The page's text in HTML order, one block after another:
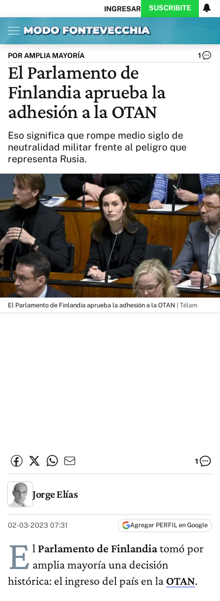
INGRESAR SUSCRIBITE
Inicio Ahora
Opinión
Política
Ciencia
Protagonistas
Cultura
Arte
Internacional
Deportes
CARAS
Exitoina
Turismo
Videos
Córdoba
Reperfilar
Business
Caras
Exitoina
Gaming
Vivo
Diario del Juicio
Actualidad
POR AMPLIA MAYORÍA 1
El Parlamento de
Finlandia aprueba la
adhesión a la OTAN
Eso significa que rompe medio siglo de
neutralidad militar frente al peligro que
representa Rusia.
El Parlamento de Finlandia aprueba la adhesión a la OTAN | Télam
1
Jorge Elías
02-03-2023 07:31 Agregar PERFIL en Google
E l Parlamento de Finlandiatomó por
amplia mayoría una decisión
histórica: el ingreso del país en la OTAN.